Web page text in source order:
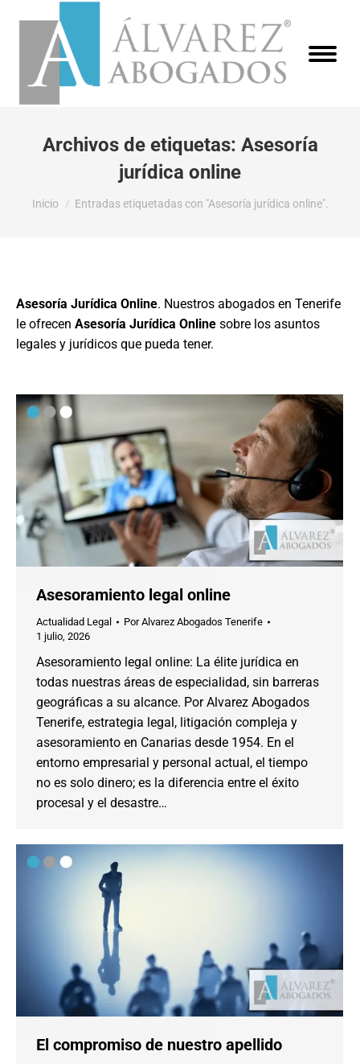
Archivos de etiquetas: Asesoría
jurídica online
Estás aquí:
Inicio Entradas etiquetadas con "Asesoría jurídica online".
Asesoría Jurídica Online. Nuestros abogados en Tenerife
le ofrecen Asesoría Jurídica Online sobre los asuntos
legales y jurídicos que pueda tener.
Asesoramiento legal online
Actualidad Legal PorAlvarez Abogados Tenerife
1 julio, 2026
Asesoramiento legal online: La élite jurídica en
todas nuestras áreas de especialidad, sin barreras
geográficas a su alcance. Por Alvarez Abogados
Tenerife, estrategia legal, litigación compleja y
asesoramiento en Canarias desde 1954. En el
entorno empresarial y personal actual, el tiempo
no es solo dinero; es la diferencia entre el éxito
procesal y el desastre…
El compromiso de nuestro apellido